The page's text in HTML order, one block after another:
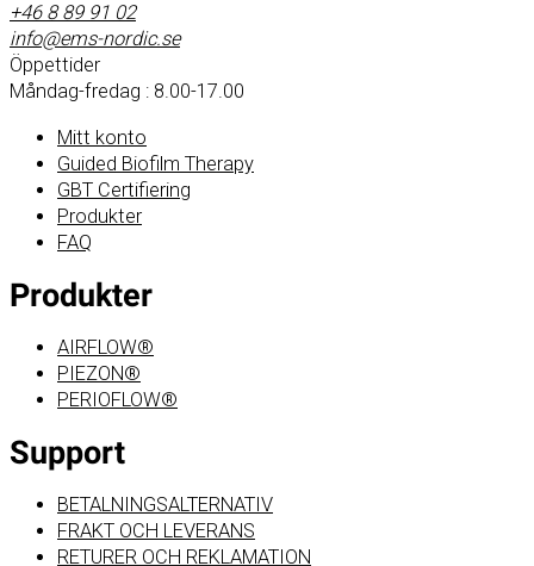
+46 8 89 91 02
info@ems-nordic.se
Öppettider
Måndag-fredag : 8.00-17.00
Mitt konto
Guided Biofilm Therapy
GBT Certifiering
Produkter
FAQ
Produkter
AIRFLOW®
PIEZON®
PERIOFLOW®
Support
BETALNINGSALTERNATIV
FRAKT OCH LEVERANS
RETURER OCH REKLAMATION